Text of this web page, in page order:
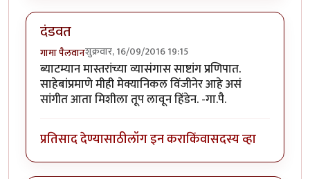
दंडवत
गामा पैलवानशुक्रवार, 16/09/2016 19:15
ब्याटम्यान मास्तरांच्या व्यासंगास साष्टांग प्रणिपात.
साहेबांप्रमाणे मीही मेक्यानिकल विंजीनेर आहे असं
सांगीत आता मिशीला तूप लावून हिंडेन. -गा.पै.
प्रतिसाद देण्यासाठीलॉग इन कराकिंवासदस्य व्हा